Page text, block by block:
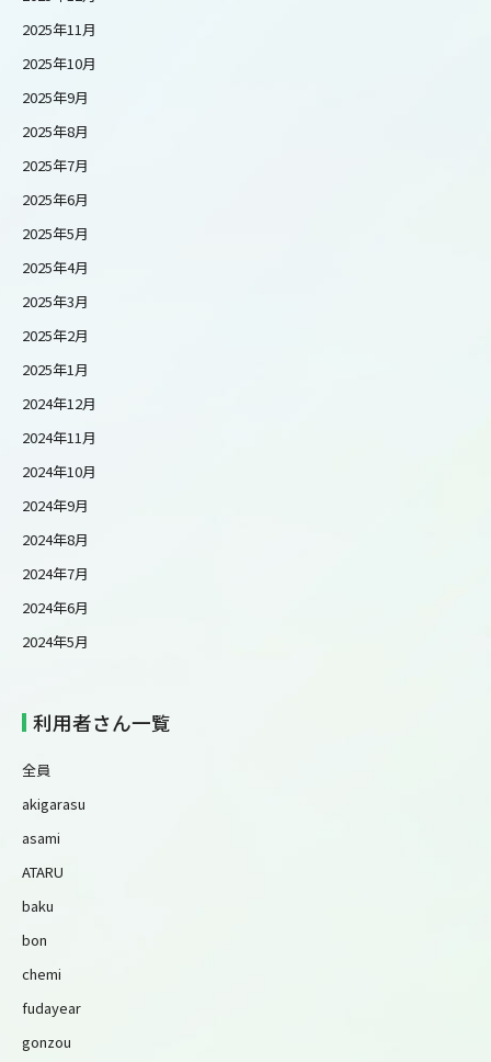
2025年11月
2025年10月
2025年9月
2025年8月
2025年7月
2025年6月
2025年5月
2025年4月
2025年3月
2025年2月
2025年1月
2024年12月
2024年11月
2024年10月
2024年9月
2024年8月
2024年7月
2024年6月
2024年5月
利用者さん一覧
全員
akigarasu
asami
ATARU
baku
bon
chemi
fudayear
gonzou